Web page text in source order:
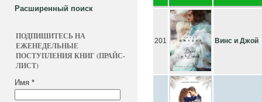
Расширенный поиск
ПОДПИШИТЕСЬ НА
ЕЖЕНЕДЕЛЬНЫЕ
ПОСТУПЛЕНИЯ КНИГ (ПРАЙС-
ЛИСТ)
Имя *
201 Винс и Джой